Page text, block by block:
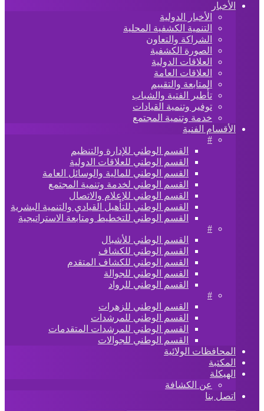
الأخبار
الأخبار الدولية
التنمية الكشفية المحلية
الشراكة والتعاون
الصورة الكشفية
العلاقات الدولية
العلاقات العامة
المتابعة والتقييم
تأطير الفتية والشباب
توفير وتنمية القيادات
خدمة وتنمية المجتمع
الأقسام الفنية
#
القسم الوطني للإدارة والتنظيم
القسم الوطني للعلاقات الدولية
القسم الوطني للمالية والوسائل العامة
القسم الوطني لخدمة وتنمية المجتمع
القسم الوطني للإعلام والاتصال
القسم الوطني للتأهيل القيادي والتنمية البشرية
القسم الوطني للتخطيط ومتابعة الاستراتيجية
#
القسم الوطني للأشبال
القسم الوطني للكشاف
القسم الوطني للكشاف المتقدم
القسم الوطني للجوالة
القسم الوطني للرواد
#
القسم الوطني للزهرات
القسم الوطني للمرشدات
القسم الوطني للمرشدات المتقدمات
القسم الوطني للجوالات
المحافظات الولائية
المكتبة
الهيكلة
عن الكشافة
اتصل بنا